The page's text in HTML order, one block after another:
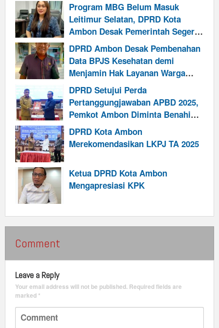
Program MBG Belum Masuk
Leitimur Selatan, DPRD Kota
Ambon Desak Pemerintah Segera
Cari Solusi
DPRD Ambon Desak Pembenahan
Data BPJS Kesehatan demi
Menjamin Hak Layanan Warga
Kurang Mampu
DPRD Setujui Perda
Pertanggungjawaban APBD 2025,
Pemkot Ambon Diminta Benahi
Retribusi dan Perkuat Kinerja
Pendapatan
DPRD Kota Ambon
Merekomendasikan LKPJ TA 2025
Ketua DPRD Kota Ambon
Mengapresiasi KPK
Comment
Leave a Reply
Your email address will not be published. Required fields are
marked*